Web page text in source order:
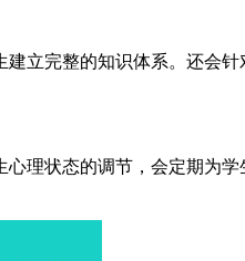
立完整的知识体系。还会针
心理状态的调节，会定期为学